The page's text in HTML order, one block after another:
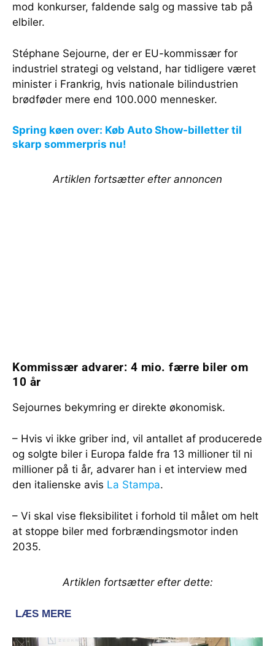
mod konkurser, faldende salg og massive tab på
elbiler.
Stéphane Sejourne, der er EU-kommissær for
industriel strategi og velstand, har tidligere været
minister i Frankrig, hvis nationale bilindustrien
brødføder mere end 100.000 mennesker.
Spring køen over: Køb Auto Show-billetter til
skarp sommerpris nu!
Artiklen fortsætter efter annoncen
Kommissær advarer: 4 mio. færre biler om
10 år
Sejournes bekymring er direkte økonomisk.
– Hvis vi ikke griber ind, vil antallet af producerede
og solgte biler i Europa falde fra 13 millioner til ni
millioner på ti år, advarer han i et interview med
den italienske avis La Stampa.
– Vi skal vise fleksibilitet i forhold til målet om helt
at stoppe biler med forbrændingsmotor inden
2035.
Artiklen fortsætter efter dette: